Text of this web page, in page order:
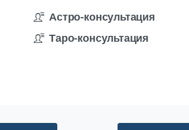
Астро-консультация
Таро-консультация